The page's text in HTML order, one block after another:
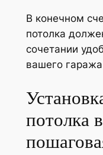
В конечном
потолка
сочетании
вашего
потолка